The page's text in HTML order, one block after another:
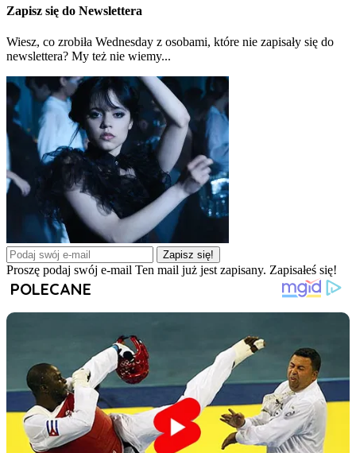
Zapisz się do Newslettera
Wiesz, co zrobiła Wednesday z osobami, które nie zapisały się do
newslettera? My też nie wiemy...
Zapisz się!
Proszę podaj swój e-mail Ten mail już jest zapisany. Zapisałeś się!